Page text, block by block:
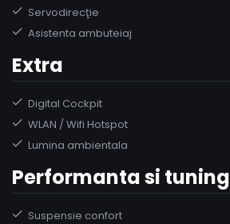
Servodirecţie
Asistenta ambuteiaj
Extra
Digital Cockpit
WLAN / Wifi Hotspot
Lumina ambientala
Performanta si tuning
Suspensie confort